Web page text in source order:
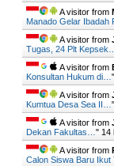
A visitor from
Manado Gelar Ibadah
A visitor from
Tugas, 24 Plt Kepsek…
A visitor from
Konsultan Hukum di… "
A visitor from
Kumtua Desa Sea II… "
A visitor from
Dekan Fakultas… " 14
A visitor from
Calon Siswa Baru Ikut